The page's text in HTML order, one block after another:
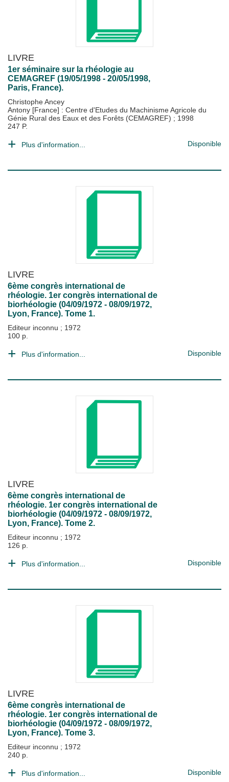
LIVRE
1er séminaire sur la rhéologie au
CEMAGREF (19/05/1998 - 20/05/1998,
Paris, France).
Christophe Ancey
Antony [France] : Centre d'Etudes du Machinisme Agricole du
Génie Rural des Eaux et des Forêts (CEMAGREF) ; 1998
247 P.
Plus d'information... Disponible
LIVRE
6ème congrès international de
rhéologie. 1er congrès international de
biorhéologie (04/09/1972 - 08/09/1972,
Lyon, France). Tome 1.
Editeur inconnu ; 1972
100 p.
Plus d'information... Disponible
LIVRE
6ème congrès international de
rhéologie. 1er congrès international de
biorhéologie (04/09/1972 - 08/09/1972,
Lyon, France). Tome 2.
Editeur inconnu ; 1972
126 p.
Plus d'information... Disponible
LIVRE
6ème congrès international de
rhéologie. 1er congrès international de
biorhéologie (04/09/1972 - 08/09/1972,
Lyon, France). Tome 3.
Editeur inconnu ; 1972
240 p.
Plus d'information... Disponible